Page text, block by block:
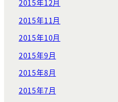
2015年12月
2015年11月
2015年10月
2015年9月
2015年8月
2015年7月